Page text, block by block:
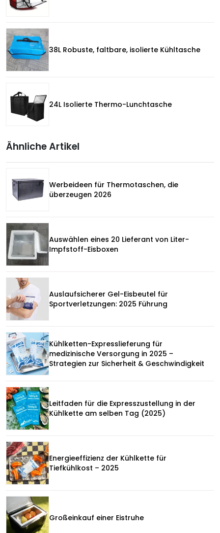
38L Robuste, faltbare, isolierte Kühltasche
24L Isolierte Thermo-Lunchtasche
Ähnliche Artikel
Werbeideen für Thermotaschen, die
überzeugen 2026
Auswählen eines 20 Lieferant von Liter-
Impfstoff-Eisboxen
Auslaufsicherer Gel-Eisbeutel für
Sportverletzungen: 2025 Führung
Kühlketten-Expresslieferung für
medizinische Versorgung in 2025 –
Strategien zur Sicherheit & Geschwindigkeit
Leitfaden für die Expresszustellung in der
Kühlkette am selben Tag (2025)
Energieeffizienz der Kühlkette für
Tiefkühlkost – 2025
Großeinkauf einer Eistruhe